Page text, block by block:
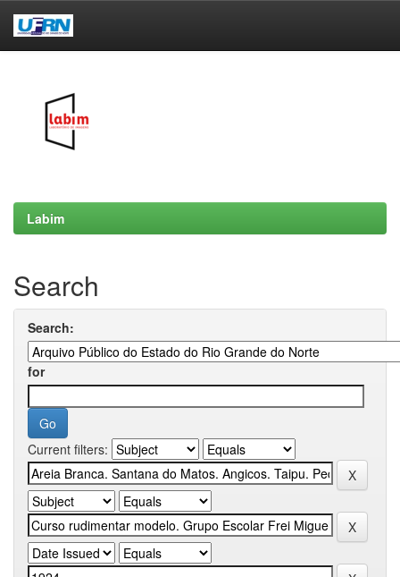
Labim
Search
Search:
for
Current filters: